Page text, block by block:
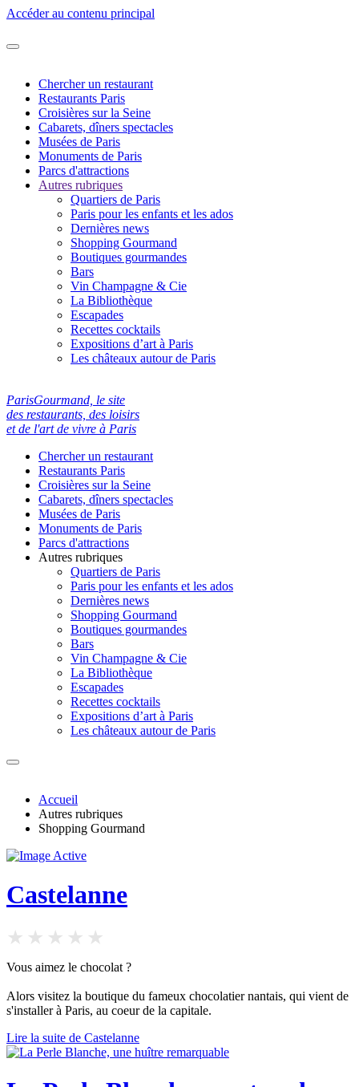
Accéder au contenu principal
Chercher un restaurant
Restaurants Paris
Croisières sur la Seine
Cabarets, dîners spectacles
Musées de Paris
Monuments de Paris
Parcs d'attractions
Autres rubriques
Quartiers de Paris
Paris pour les enfants et les ados
Dernières news
Shopping Gourmand
Boutiques gourmandes
Bars
Vin Champagne & Cie
La Bibliothèque
Escapades
Recettes cocktails
Expositions d’art à Paris
Les châteaux autour de Paris
ParisGourmand, le site
des restaurants, des loisirs
et de l'art de vivre à Paris
Chercher un restaurant
Restaurants Paris
Croisières sur la Seine
Cabarets, dîners spectacles
Musées de Paris
Monuments de Paris
Parcs d'attractions
Autres rubriques
Quartiers de Paris
Paris pour les enfants et les ados
Dernières news
Shopping Gourmand
Boutiques gourmandes
Bars
Vin Champagne & Cie
La Bibliothèque
Escapades
Recettes cocktails
Expositions d’art à Paris
Les châteaux autour de Paris
Accueil
Autres rubriques
Shopping Gourmand
Castelanne
Vous aimez le chocolat ?
Alors visitez la boutique du fameux chocolatier nantais, qui vient de
s'installer à Paris, au coeur de la capitale.
Lire la suite de Castelanne